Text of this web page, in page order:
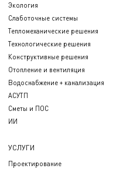
Экология
Слаботочные системы
Тепломеханические решения
Технологические решения
Конструктивные решения
Отопление и вентиляция
Водоснабжение + канализация
АСУТП
Сметы и ПОС
ИИ
УСЛУГИ
Проектирование